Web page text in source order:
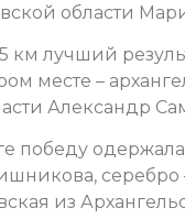
области
км лучший
месте –
Александр
победу
из